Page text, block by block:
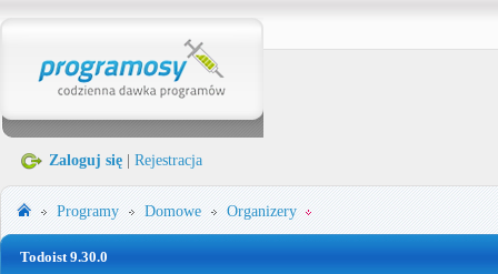
Zaloguj się Rejestracja
Programy Domowe Organizery
Todoist 9.30.0